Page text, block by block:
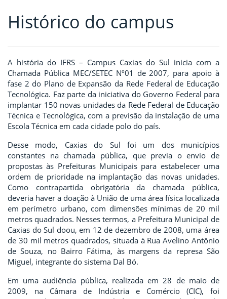
Fim da navegação
Início do conteúdo
Histórico do campus
A história do IFRS – Campus Caxias do Sul inicia com a
Chamada Pública MEC/SETEC Nº01 de 2007, para apoio à
fase 2 do Plano de Expansão da Rede Federal de Educação
Tecnológica. Faz parte da iniciativa do Governo Federal para
implantar 150 novas unidades da Rede Federal de Educação
Técnica e Tecnológica, com a previsão da instalação de uma
Escola Técnica em cada cidade polo do país.
Desse modo, Caxias do Sul foi um dos municípios
constantes na chamada pública, que previa o envio de
propostas às Prefeituras Municipais para estabelecer uma
ordem de prioridade na implantação das novas unidades.
Como contrapartida obrigatória da chamada pública,
deveria haver a doação à União de uma área física localizada
em perímetro urbano, com dimensões mínimas de 20 mil
metros quadrados. Nesses termos, a Prefeitura Municipal de
Caxias do Sul doou, em 12 de dezembro de 2008, uma área
de 30 mil metros quadrados, situada à Rua Avelino Antônio
de Souza, no Bairro Fátima, às margens da represa São
Miguel, integrante do sistema Dal Bó.
Em uma audiência pública, realizada em 28 de maio de
2009, na Câmara de Indústria e Comércio (CIC), foi